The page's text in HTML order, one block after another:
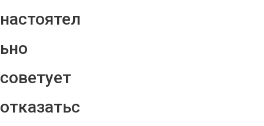
настоятел
ьно
советует
отказатьс